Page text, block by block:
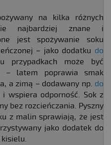
na kilka różnych
najbardziej znane i
jest spożywanie soku
– jako dodatku do
przypadkach może być
– latem poprawia smak
a zimą – dodawany np. do
wspiera odporność. Sok z
bez rozcieńczania. Pyszny
z malin sprawiają, że jest
jako dodatek do